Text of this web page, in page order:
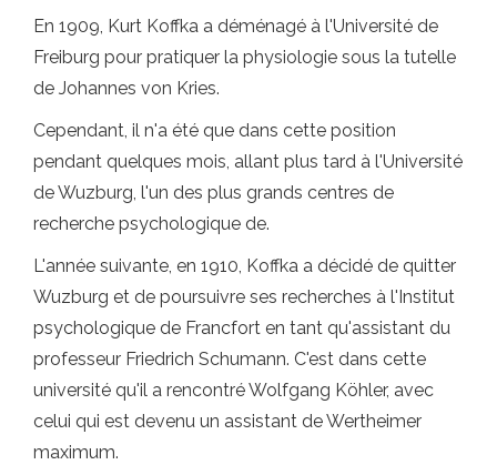
En 1909, Kurt Koffka a déménagé à l'Université de
Freiburg pour pratiquer la physiologie sous la tutelle
de Johannes von Kries.
Cependant, il n'a été que dans cette position
pendant quelques mois, allant plus tard à l'Université
de Wuzburg, l'un des plus grands centres de
recherche psychologique de.
L'année suivante, en 1910, Koffka a décidé de quitter
Wuzburg et de poursuivre ses recherches à l'Institut
psychologique de Francfort en tant qu'assistant du
professeur Friedrich Schumann. C'est dans cette
université qu'il a rencontré Wolfgang Köhler, avec
celui qui est devenu un assistant de Wertheimer
maximum.